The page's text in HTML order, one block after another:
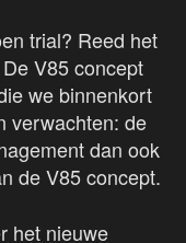
trial? Reed het
V85 concept
we binnenkort
verwachten: de
dan ook
de V85 concept.
het nieuwe